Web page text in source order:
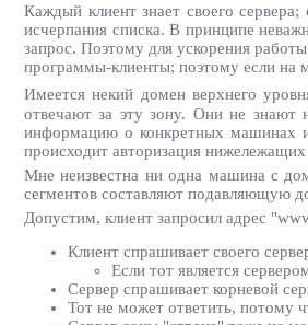
Каждый клиент знает своего
исчерпания списка. В принципе
запрос. Поэтому для ускорения
программы-клиенты; поэтому если на
Имеется некий домен верхнего
отвечают за эту зону. Они не знают
информацию о конкретных машинах
происходит авторизация нижележащих
Мне неизвестна ни одна машина с
сегментов составляют подавляющую
Допустим, клиент запросил адрес
Клиент спрашивает своего
Если тот является
Сервер спрашивает корневой
Тот не может ответить, потому